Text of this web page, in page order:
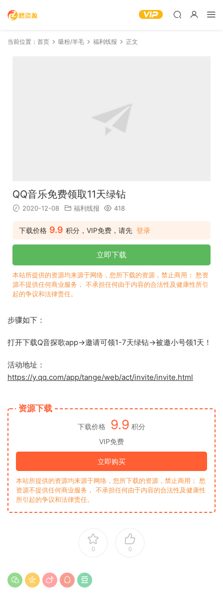
当前位置： 首页 吸粉/羊毛 福利线报 正文
QQ音乐免费领取11天绿钻
2020-12-08 福利线报 418
下载价格 9.9 积分，VIP免费，请先 登录
立即下载
本站所提供的资源均来源于网络，您所下载的资源，禁止商用； 愁资
源不提供任何商业服务， 不承担任何由于内容的合法性及健康性所引
起的争议和法律责任。
步骤如下：
打开下载Q音探歌app->邀请可领1-7天绿钻->被邀小号领1天！
活动地址：
https://y.qq.com/app/tange/web/act/invite/invite.html
资源下载
下载价格 9.9 积分
VIP免费
立即购买
本站所提供的资源均来源于网络，您所下载的资源，禁止商用； 愁
资源不提供任何商业服务， 不承担任何由于内容的合法性及健康性
所引起的争议和法律责任。
0 0